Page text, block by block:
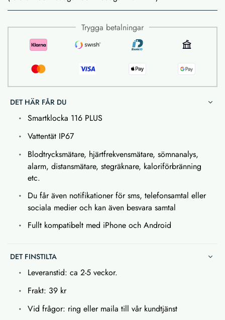
Trygga betalningar
DET HÄR FÅR DU
Smartklocka 116 PLUS
Vattentät IP67
Blodtrycksmätare, hjärtfrekvensmätare, sömnanalys,
alarm, distansmätare, stegräknare, kaloriförbränning
etc.
Du får även notifikationer för sms, telefonsamtal eller
sociala medier och kan även besvara samtal
Fullt kompatibelt med iPhone och Android
DET FINSTILTA
Leveranstid: ca 2-5 veckor.
Frakt: 39 kr
Vid frågor: ring eller maila till vår kundtjänst